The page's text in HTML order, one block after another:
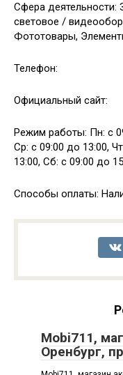
Сфера деятельности:
световое /
Фототовары,
Телефон:
Официальный сайт:
Режим работы: Пн: с
Ср: с 09:00 до 13:00,
13:00, Сб: с 09:00 до
Способы оплаты:
Mobi711,
Оренбург,